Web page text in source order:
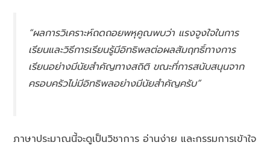
“ผลการวิเคราะห์ถดถอยพหุคูณพบว่า แรงจูงใจในการ
เรียนและวิธีการเรียนรู้มีอิทธิพลต่อผลสัมฤทธิ์ทางการ
เรียนอย่างมีนัยสำคัญทางสถิติ ขณะที่การสนับสนุนจาก
ครอบครัวไม่มีอิทธิพลอย่างมีนัยสำคัญครับ”
ภาษาประมาณนี้จะดูเป็นวิชาการ อ่านง่าย และกรรมการเข้าใจ